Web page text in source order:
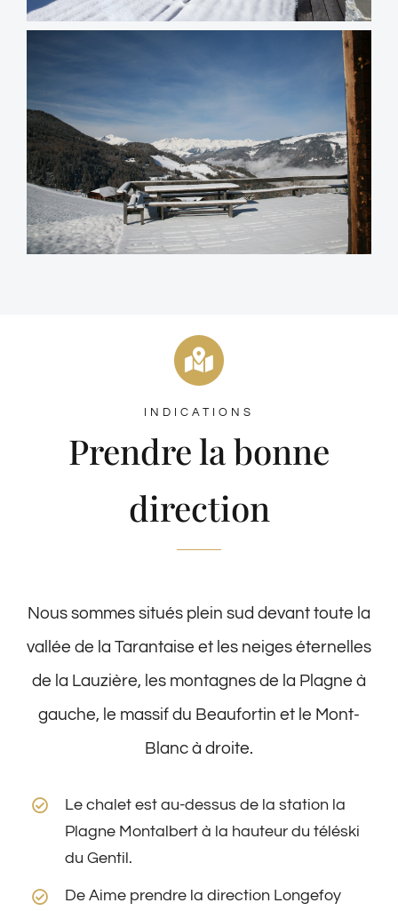
INDICATIONS
Prendre la bonne
direction
Nous sommes situés plein sud devant toute la
vallée de la Tarantaise et les neiges éternelles
de la Lauzière, les montagnes de la Plagne à
gauche, le massif du Beaufortin et le Mont-
Blanc à droite.
Le chalet est au-dessus de la station la
Plagne Montalbert à la hauteur du téléski
du Gentil.
De Aime prendre la direction Longefoy